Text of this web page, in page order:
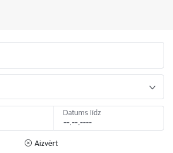
Datums līdz
Aizvērt